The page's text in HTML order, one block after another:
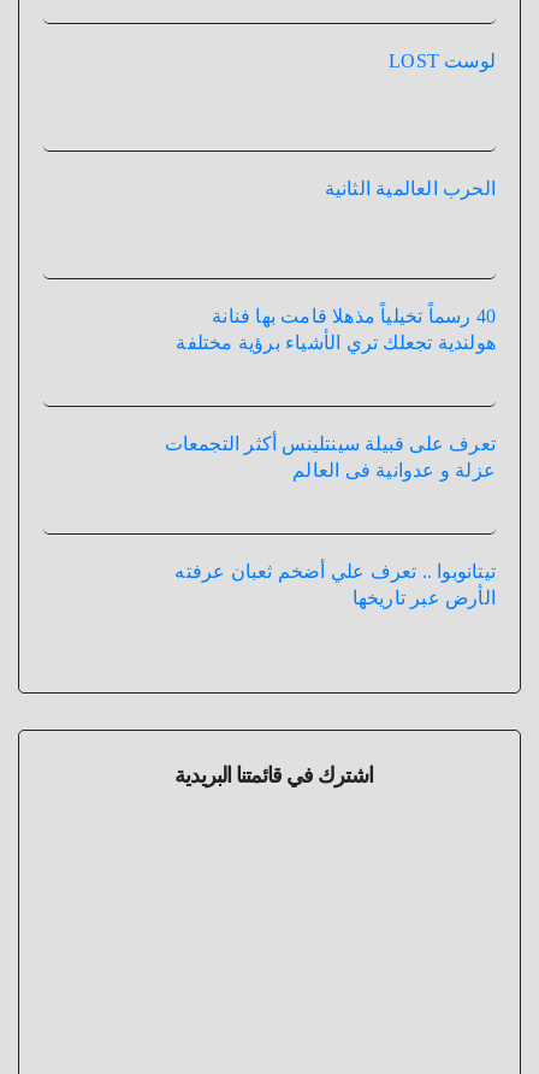
لوست LOST
الحرب العالمية الثانية
40 رسماً تخيلياً مذهلا قامت بها فنانة
هولندية تجعلك تري الأشياء برؤية مختلفة
تعرف على قبيلة سينتلينس أكثر التجمعات
عزلة و عدوانية فى العالم
تيتانوبوا .. تعرف علي أضخم ثعبان عرفته
الأرض عبر تاريخها
اشترك في قائمتنا البريدية